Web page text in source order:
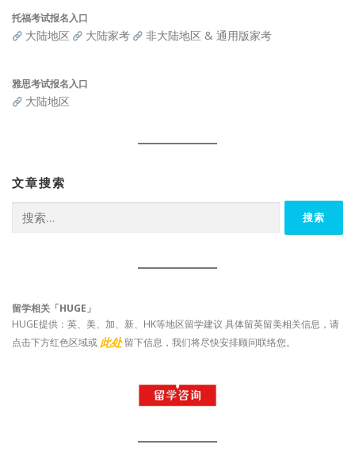
托福考试报名入口
大陆地区 大陆家考 非大陆地区 & 通用版家考
雅思考试报名入口
大陆地区
文章搜索
索：
留学相关「HUGE」
HUGE提供：英、美、加、新、HK等地区留学建议 具体留英留美相关信息，请
点击下方红色区域或 此处 留下信息，我们将尽快安排顾问联络您。